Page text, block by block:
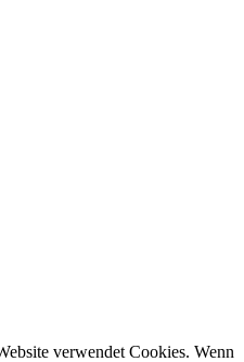
verwendet Cookies. Wenn